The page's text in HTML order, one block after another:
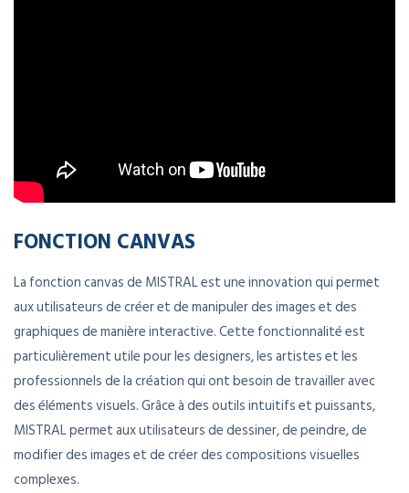
FONCTION CANVAS
La fonction canvas de MISTRAL est une innovation qui permet
aux utilisateurs de créer et de manipuler des images et des
graphiques de manière interactive. Cette fonctionnalité est
particulièrement utile pour les designers, les artistes et les
professionnels de la création qui ont besoin de travailler avec
des éléments visuels. Grâce à des outils intuitifs et puissants,
MISTRAL permet aux utilisateurs de dessiner, de peindre, de
modifier des images et de créer des compositions visuelles
complexes.